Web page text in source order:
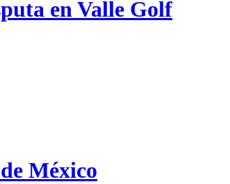
en Valle Golf
México